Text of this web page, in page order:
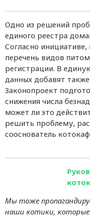
Одно из решений
единого реестра
Согласно
перечень видов
регистрации. В
данных добавят
Законопроект
снижения числа
может ли это
решить проблему,
сооснователь
Мы тоже
наши котики,